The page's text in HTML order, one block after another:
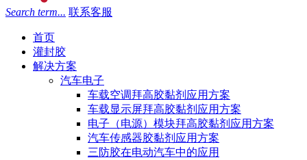
Search term... 联系客服
首页
灌封胶
解决方案
汽车电子
车载空调拜高胶黏剂应用方案
车载显示屏拜高胶黏剂应用方案
电子（电源）模块拜高胶黏剂应用方案
汽车传感器胶黏剂应用方案
三防胶在电动汽车中的应用